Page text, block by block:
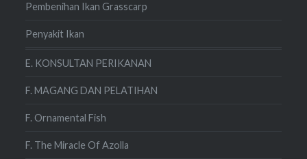
Pembenihan Ikan Grasscarp
Penyakit Ikan
E. KONSULTAN PERIKANAN
F. MAGANG DAN PELATIHAN
F. Ornamental Fish
F. The Miracle Of Azolla